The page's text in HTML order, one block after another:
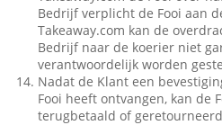
Bedrijf verplicht de Fooi aan
Takeaway.com kan de
Bedrijf naar de koerier niet
verantwoordelijk worden
Nadat de Klant een
Fooi heeft ontvangen, kan de
terugbetaald of